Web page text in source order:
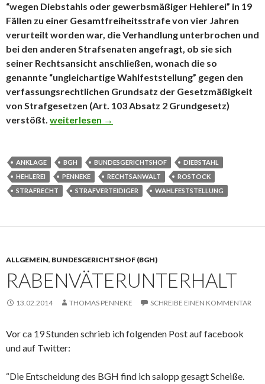
“wegen Diebstahls oder gewerbsmäßiger Hehlerei” in 19
Fällen zu einer Gesamtfreiheitsstrafe von vier Jahren
verurteilt worden war, die Verhandlung unterbrochen und
bei den anderen Strafsenaten angefragt, ob sie sich
seiner Rechtsansicht anschließen, wonach die so
genannte “ungleichartige Wahlfeststellung” gegen den
verfassungsrechtlichen Grundsatz der Gesetzmäßigkeit
von Strafgesetzen (Art. 103 Absatz 2 Grundgesetz)
verstößt. Wahlfeststellung in der Anklage
weiterlesen →
ANKLAGE BGH BUNDESGERICHTSHOF
DIEBSTAHL
HEHLEREI
PENNEKE RECHTSANWALT
ROSTOCK
STRAFRECHT
STRAFVERTEIDIGER WAHLFESTSTELLUNG
ALLGEMEIN, BUNDESGERICHTSHOF (BGH)
RABENVÄTERUNTERHALT
13.02.2014 THOMAS PENNEKE SCHREIBE EINEN KOMMENTAR
Vor ca 19 Stunden schrieb ich folgenden Post auf facebook
und auf Twitter:
“Die Entscheidung des BGH find ich salopp gesagt Scheiße.